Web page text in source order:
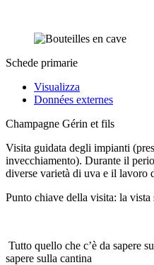
Schede primarie
Visualizza
Données externes
Champagne Gérin et fils
Visita guidata degli impianti
invecchiamento). Durante il
diverse varietà di uva e il lavoro
Punto chiave della visita: la vista
Tutto quello che c’è da sapere
sapere sulla cantina